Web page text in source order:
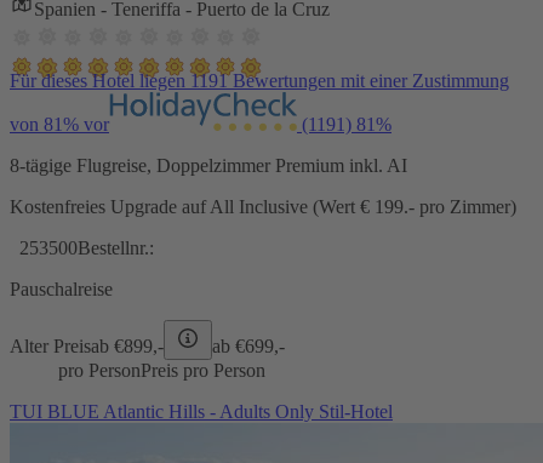
Spanien - Teneriffa - Puerto de la Cruz
Für dieses Hotel liegen 1191 Bewertungen mit einer Zustimmung
von 81% vor (1191) 81%
8-tägige Flugreise, Doppelzimmer Premium inkl. AI
Kostenfreies Upgrade auf All Inclusive (Wert € 199.- pro Zimmer)
253500Bestellnr.:
Pauschalreise
Alter Preisab €899,- ab €699,-
pro PersonPreis pro Person
TUI BLUE Atlantic Hills - Adults Only Stil-Hotel